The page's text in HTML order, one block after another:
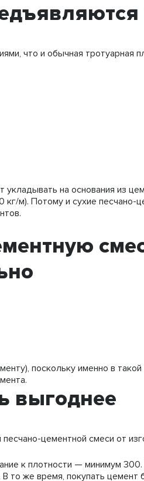
что и обычная тротуарная
на основания из
м). Потому и сухие песчано-
поскольку именно в
выгоднее
цементной смеси от
к плотности — минимум
то же время, покупать цемент